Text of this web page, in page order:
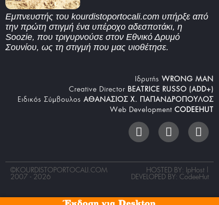
Εμπνευστής του kourdistoportocali.com υπήρξε από
την πρώτη στιγμή ένα υπέροχο αδεσποτάκι, η
Soozie, που τριγυρνούσε στον Εθνικό Δρυμό
Σουνίου, ως τη στιγμή που μας υιοθέτησε.
Iδρυτής WRONG MAN
Creative Director BEATRICE RUSSO (ADD+)
Ειδικός Σύμβουλος ΑΘΑΝΑΣΙΟΣ Χ. ΠΑΠΑΝΔΡΟΠΟΥΛΟΣ
Web Development CODEEHUT
©KOURDISTOPORTOCALI.COM
2007 - 2026
HOSTED BY: IpHost |
DEVELOPED BY: CodeeHut